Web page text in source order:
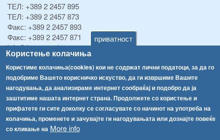
приватност
Користење колачиња
Користиме колачиња(cookies) кои не содржат лични податоци, за да го
подобриме Вашето корисничко искуство, да ги извршиме Вашите
нагодувања, да анализираме интернет сообраќај и подобро да ја
заштитиме нашата интернет страна. Продолжете со користење и
прифатете ги сите доколку се согласувате со начинот на употреба на
колачиња, променете и зачувајте ги нагодувањата или дознајте повеќе
со кликање на More info
ТЕЛ: +389 2 2457 895
ТЕЛ: +389 2 2457 873
Факс: +389 2 2457 893
Факс: +389 2 2457 871
info@fva.gov.mk
[АХВ-претходна страна]
Соопштенија
Република Бугарија ги засили официјалните контроли при увоз на свежо овошје и зеленчук
Високите температури ризик од труење со храна, опасни се и за животните
Водата во Гостивар може да се користи како техничка, продолжува испораката на флаширана вода
Навигација
Архива
Регистри
Обрасци